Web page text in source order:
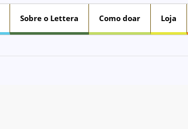
Sobre o Lettera Como doar Loja